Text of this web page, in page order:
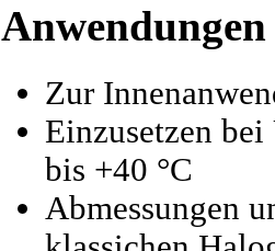
Anwendungen
Zur
Einzusetzen
bis +40 °C
Abmessungen